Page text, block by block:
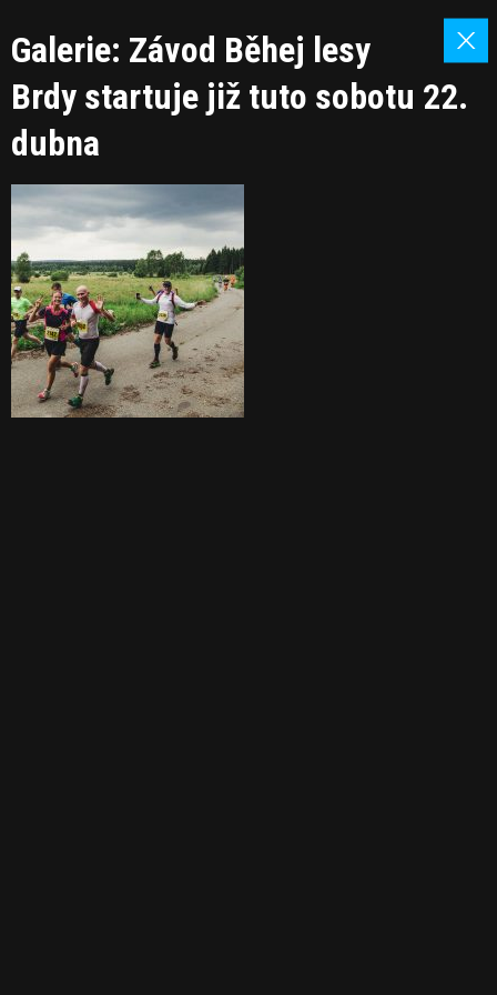
Galerie: Závod Běhej lesy
Brdy startuje již tuto sobotu 22.
dubna